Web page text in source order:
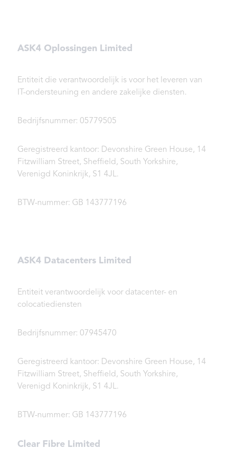
ASK4 Oplossingen Limited
Entiteit die verantwoordelijk is voor het leveren van
IT-ondersteuning en andere zakelijke diensten.
Bedrijfsnummer: 05779505
Geregistreerd kantoor: Devonshire Green House, 14
Fitzwilliam Street, Sheffield, South Yorkshire,
Verenigd Koninkrijk, S1 4JL.
BTW-nummer: GB 143777196
ASK4 Datacenters Limited
Entiteit verantwoordelijk voor datacenter- en
colocatiediensten
Bedrijfsnummer: 07945470
Geregistreerd kantoor: Devonshire Green House, 14
Fitzwilliam Street, Sheffield, South Yorkshire,
Verenigd Koninkrijk, S1 4JL.
BTW-nummer: GB 143777196
Clear Fibre Limited